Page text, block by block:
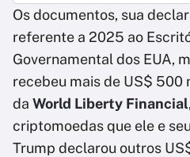
Os documentos, sua
referente a 2025 ao
Governamental dos EUA,
recebeu mais de US$ 500
da World Liberty Financial
criptomoedas que ele e
Trump declarou outros